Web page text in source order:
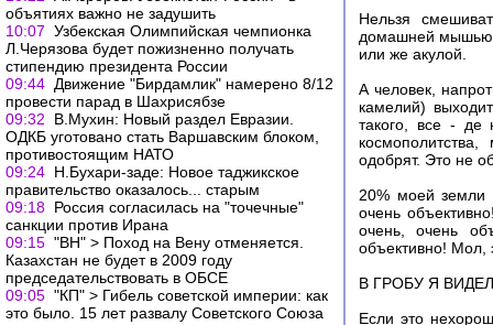
объятиях важно не задушить
10:07 Узбекская Олимпийская чемпионка
Л.Черязова будет пожизненно получать
стипендию президента России
09:44 Движение "Бирдамлик" намерено 8/12
провести парад в Шахрисябзе
09:32
В.Мухин: Новый раздел Евразии.
ОДКБ уготовано стать Варшавским блоком,
противостоящим НАТО
09:24 Н.Бухари-заде: Новое таджикское
правительство оказалось... старым
09:18 Россия согласилась на "точечные"
санкции против Ирана
09:15 "ВН" > Поход на Вену отменяется.
Казахстан не будет в 2009 году
председательствовать в ОБСЕ
09:05 "КП" > Гибель советской империи: как
это было. 15 лет развалу Советского Союза
Нельзя
домашней мышью,
или же акулой.
А человек,
камелий)
такого, все - де
одобрят. Это не
20% моей земли
очень
очень, очень
объективно! Мол,
В ГРОБУ Я
Если это